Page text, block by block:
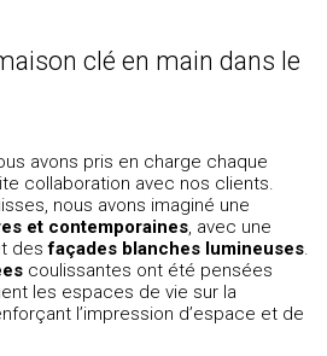
clé en main dans le
avons pris en charge chaque
collaboration avec nos clients.
nous avons imaginé une
et contemporaines , avec une
desfaçades blanches lumineuses
coulissantes ont été pensées
les espaces de vie sur la
l’impression d’espace et de